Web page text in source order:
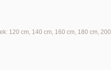
120 cm, 140 cm, 160 cm, 180 cm, 200